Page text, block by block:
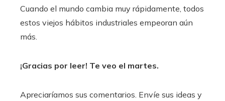
Cuando el mundo cambia muy rápidamente, todos
estos viejos hábitos industriales empeoran aún
más.
¡Gracias por leer! Te veo el martes.
Apreciaríamos sus comentarios. Envíe sus ideas y